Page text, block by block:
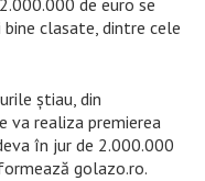
de euro se
clasate, dintre cele
știau, din
va realiza premierea
în jur de 2.000.000
golazo.ro.